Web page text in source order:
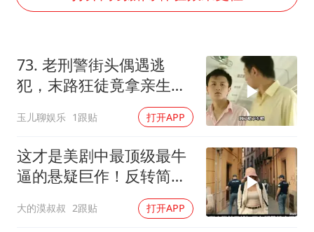
费大厨口号更改 不再宣传小炒肉大王
56岁刘奕君跟13岁女儿合跳
从科技创新看开局起步的时与势
73. 老刑警街头偶遇逃
犯，末路狂徒竟拿亲生儿
玉儿聊娱乐 1跟贴 打开APP
这才是美剧中最顶级最牛
逼的悬疑巨作！反转简直
大的漠叔叔 2跟贴 打开APP